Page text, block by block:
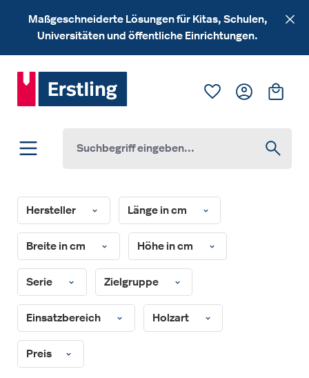
Zum Hauptinhalt springen
Maßgeschneiderte Lösungen für Kitas, Schulen,
Universitäten und öffentliche Einrichtungen.
Du hast 0
Hersteller Länge in cm
Breite in cm Höhe in cm
Serie Zielgruppe
Einsatzbereich Holzart
Preis